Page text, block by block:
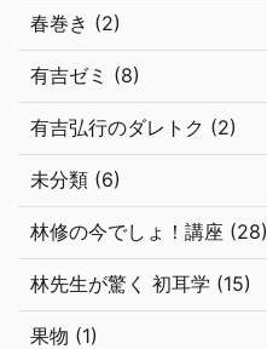
春巻き (2)
有吉ゼミ (8)
有吉弘行のダレトク (2)
未分類 (6)
林修の今でしょ！講座 (28)
林先生が驚く 初耳学 (15)
果物 (1)